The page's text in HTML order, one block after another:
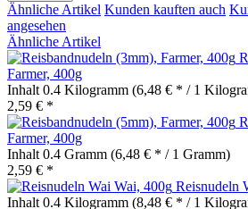
Ähnliche Artikel Kunden kauften auch
angesehen
Ähnliche Artikel
Farmer, 400g
Inhalt 0.4 Kilogramm (6,48 € * / 1
2,59 € *
Farmer, 400g
Inhalt 0.4 Gramm (6,48 € * / 1 Gramm)
2,59 € *
Reisnudeln
Inhalt 0.4 Kilogramm (8,48 € * / 1